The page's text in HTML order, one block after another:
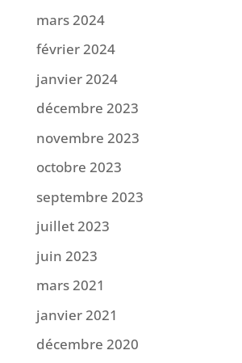
mars 2024
février 2024
janvier 2024
décembre 2023
novembre 2023
octobre 2023
septembre 2023
juillet 2023
juin 2023
mars 2021
janvier 2021
décembre 2020